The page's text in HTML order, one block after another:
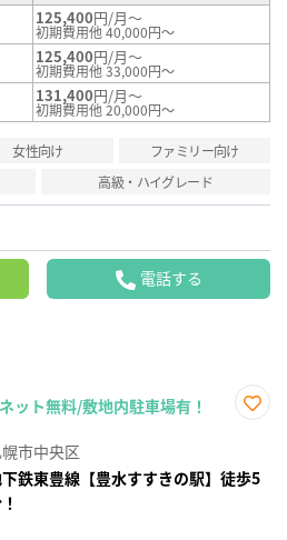
125,400円/月～
初期費用他 40,000円～
125,400円/月～
初期費用他 33,000円～
131,400円/月～
初期費用他 20,000円～
女性向け
ファミリー向け
高級・ハイグレード
電話する
ット無料/敷地内駐車場有！
録
市中央区
鉄東豊線【豊水すすきの駅】徒歩5